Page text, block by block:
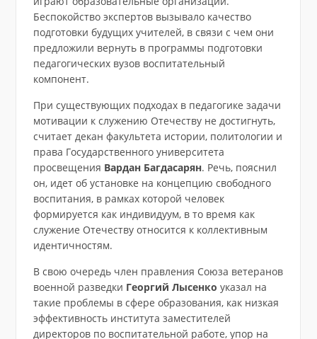
Беспокойство экспертов вызывало качество
подготовки будущих учителей, в связи с чем они
предложили вернуть в программы подготовки
педагогических вузов воспитательный
компонент.
При существующих подходах в педагогике задачи
мотивации к служению Отечеству не достигнуть,
считает декан факультета истории, политологии и
права Государственного университета
просвещения Вардан Багдасарян. Речь, пояснил
он, идет об установке на концепцию свободного
воспитания, в рамках которой человек
формируется как индивидуум, в то время как
служение Отечеству относится к коллективным
идентичностям.
В свою очередь член правления Союза ветеранов
военной разведки Георгий Лысенко указал на
такие проблемы в сфере образования, как низкая
эффективность института заместителей
директоров по воспитательной работе, упор на